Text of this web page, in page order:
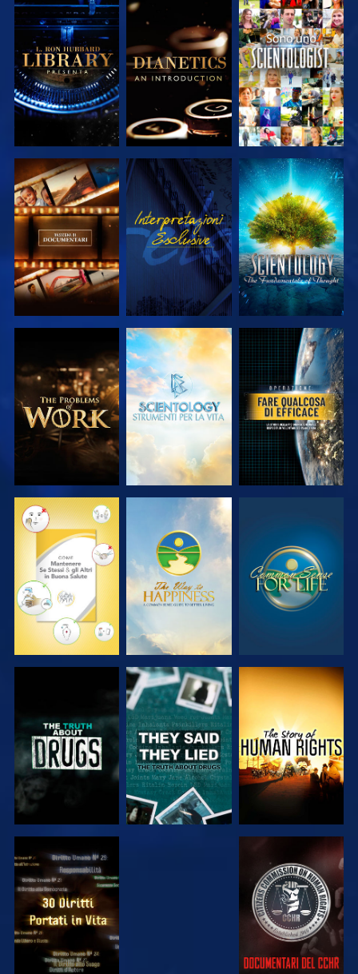
ESPLORA LE
SERIE
ESPLORA LE
SERIE
GUARDA
ESPLORA LE
SERIE
GUARDA
ESPLORA LE
SERIE
ESPLORA LE
SERIE
ESPLORA LE
SERIE
GUARDA
GUARDA GUARDA GUARDA
GUARDA GUARDA
GUARDA GUARDA